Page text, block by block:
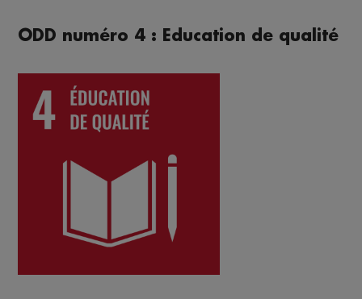
ODD numéro 4 : Education de qualité